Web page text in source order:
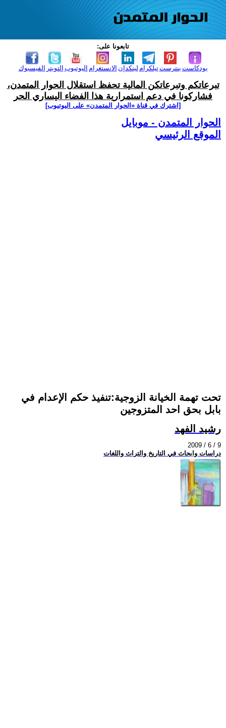
تابعونا على:
الفيسبوك التويتر اليوتيوب الانستغرام لينكدإن تيلكرامبنترست بودكاست
تبرعاتكم وتبرعاتكن المالية تحفظ استقلال الحوار المتمدن،
فشاركونا في دعم استمرارية هذا الفضاء اليساري الحر
[اشترك في قناة ‫«الحوار المتمدن» على اليوتيوب]
الحوار المتمدن - موبايل
الموقع الرئيسي
تحت تهمة الخيانة الزوجية:تنفيذ حكم الإعدام في
بابل بحق احد المتزوجين
رشيد الفهد
2009 / 6 / 9
دراسات وابحاث في التاريخ والتراث واللغات